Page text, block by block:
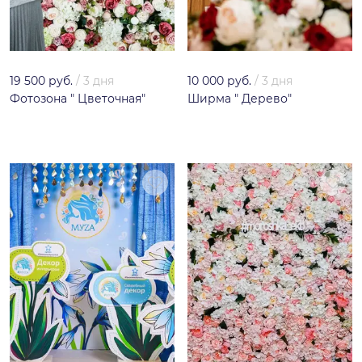
19 500 руб. / 3 дня
Фотозона " Цветочная"
10 000 руб. / 3 дня
Ширма " Дерево"